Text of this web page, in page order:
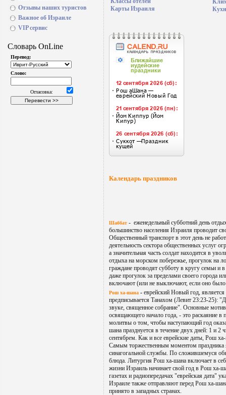
Отзывы наших туристов
Важное об Израиле
VIP сервис
Карты Израиля
Календарь праздников
Шаббат - еженедельный субботний день
большинство населения Израиля проводит
Общественный транспорт в этот день не
деятельность сектора общественных услуг
а значительная часть солдат находится в
отдыха на морском побережье, прогулок на
граждане проводят субботу в кругу семьи и
даже прогулок за пределами своего города
включают (или не выключают, если оно было
Рош ха-шана - еврейский Новый год,
предписывается Танахом (Левит 23:23-25):
звуке, священное собрание". Основные
освящающего начало года, - это раскаяние
молитвы о том, чтобы наступающий год
шана празднуется в течение двух дней: 1 и
сентябрем. Как и все еврейские даты, Рош
Самым торжественным моментом праздника
синагогальной службы. По сложившемуся
блюда. Литургия Рош ха-шана включает в
жизни Израиль начинает свой год в Рош ха-
газетах и радиопередачах "еврейская дата"
Израиле также отправляют перед Рош ха-
принято в западных странах.